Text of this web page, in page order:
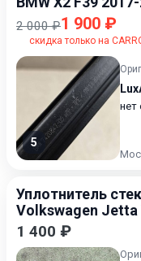
2 000 ₽1 900 ₽
скидка только на
5
нет
Уплотнитель
Volkswagen Jetta
1 400 ₽